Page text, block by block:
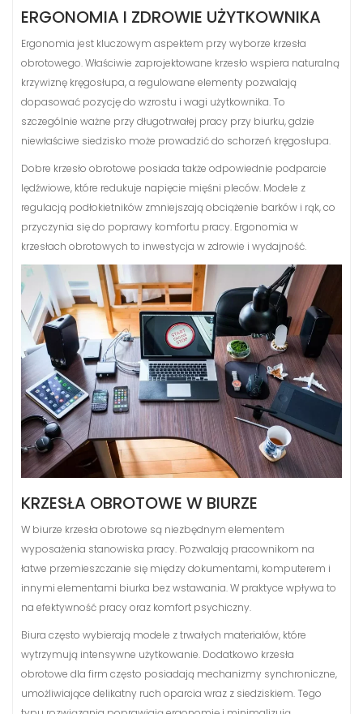
ERGONOMIA I ZDROWIE UŻYTKOWNIKA
Ergonomia jest kluczowym aspektem przy wyborze krzesła
obrotowego. Właściwie zaprojektowane krzesło wspiera naturalną
krzywiznę kręgosłupa, a regulowane elementy pozwalają
dopasować pozycję do wzrostu i wagi użytkownika. To
szczególnie ważne przy długotrwałej pracy przy biurku, gdzie
niewłaściwe siedzisko może prowadzić do schorzeń kręgosłupa.
Dobre krzesło obrotowe posiada także odpowiednie podparcie
lędźwiowe, które redukuje napięcie mięśni pleców. Modele z
regulacją podłokietników zmniejszają obciążenie barków i rąk, co
przyczynia się do poprawy komfortu pracy. Ergonomia w
krzesłach obrotowych to inwestycja w zdrowie i wydajność.
KRZESŁA OBROTOWE W BIURZE
W biurze krzesła obrotowe są niezbędnym elementem
wyposażenia stanowiska pracy. Pozwalają pracownikom na
łatwe przemieszczanie się między dokumentami, komputerem i
innymi elementami biurka bez wstawania. W praktyce wpływa to
na efektywność pracy oraz komfort psychiczny.
Biura często wybierają modele z trwałych materiałów, które
wytrzymują intensywne użytkowanie. Dodatkowo krzesła
obrotowe dla firm często posiadają mechanizmy synchroniczne,
umożliwiające delikatny ruch oparcia wraz z siedziskiem. Tego